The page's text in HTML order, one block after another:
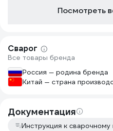
Посмотреть
Сварог
Все товары бренда
Россия — родина бренда
Китай — страна
Документация
Инструкция к